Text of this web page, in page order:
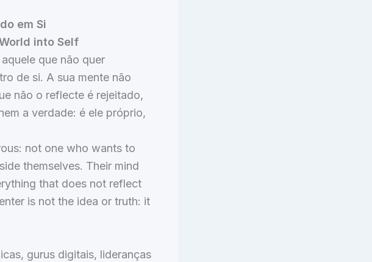
em Si
into Self
que não quer
de si. A sua mente não
não o reflecte é rejeitado,
a verdade: é ele próprio,
not one who wants to
themselves. Their mind
that does not reflect
is not the idea or truth: it
gurus digitais, lideranças